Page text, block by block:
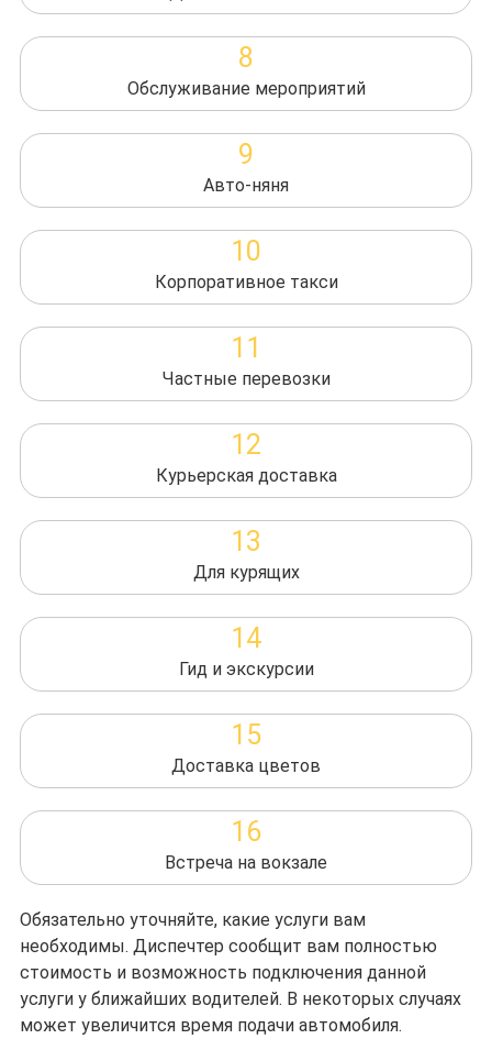
8
Обслуживание мероприятий
9
Авто-няня
10
Корпоративное такси
11
Частные перевозки
12
Курьерская доставка
13
Для курящих
14
Гид и экскурсии
15
Доставка цветов
16
Встреча на вокзале
Обязательно уточняйте, какие услуги вам
необходимы. Диспечтер сообщит вам полностью
стоимость и возможность подключения данной
услуги у ближайших водителей. В некоторых случаях
может увеличится время подачи автомобиля.